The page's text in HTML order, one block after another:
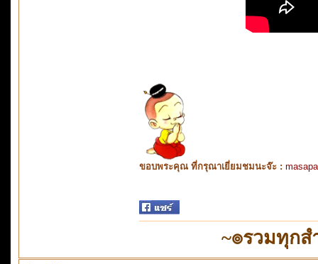
ขอบพระคุณ ที่กรุณาเยี่ยมชมนะจ๊ะ :
~๏รวมทุก